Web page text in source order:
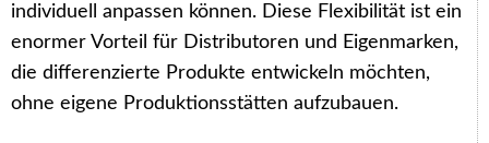
individuell anpassen können. Diese Flexibilität ist ein
enormer Vorteil für Distributoren und Eigenmarken,
die differenzierte Produkte entwickeln möchten,
ohne eigene Produktionsstätten aufzubauen.